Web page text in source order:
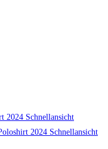
Schnellansicht
Schnellansicht